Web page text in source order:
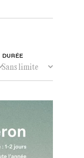
DURÉE